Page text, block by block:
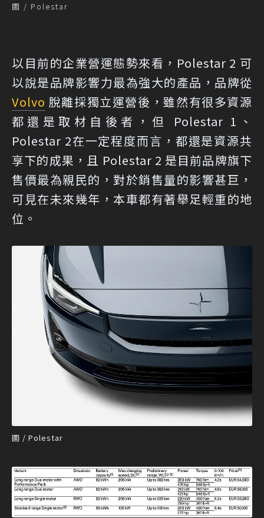
圖 / Polestar
以目前的企業營運態勢來看，Polestar 2 可
以說是品牌影響力最為強大的產品，品牌從
Volvo 脫離採獨立運營後，雖然有很多資源
都還是取材自後者，但 Polestar 1、
Polestar 2在一定程度而言，都還是資源共
享下的成果，且 Polestar 2 是目前品牌旗下
售價最為親民的，對於銷售量的影響甚巨，
可見在未來幾年，本車都有著舉足輕重的地
位。
圖 / Polestar